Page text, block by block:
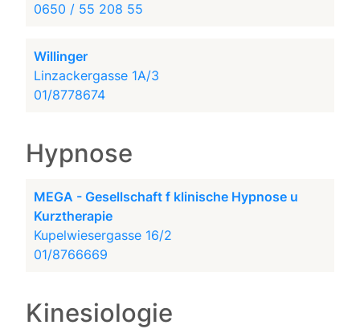
0650 / 55 208 55
Willinger
Linzackergasse 1A/3
01/8778674
Hypnose
MEGA - Gesellschaft f klinische Hypnose u
Kurztherapie
Kupelwiesergasse 16/2
01/8766669
Kinesiologie